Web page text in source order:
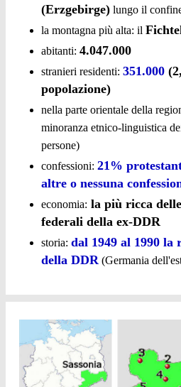
(Erzgebirge) lungo il
la montagna più alta: il
abitanti: 4.047.000
stranieri residenti: 351.000
popolazione)
nella parte orientale della
minoranza etnico-linguistica
persone)
confessioni: 21%
altre o nessuna
economia: la più ricca
federali della ex-DDR
storia: dal 1949 al 1990 la
della DDR (Germania